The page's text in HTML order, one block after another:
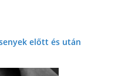
előtt és után